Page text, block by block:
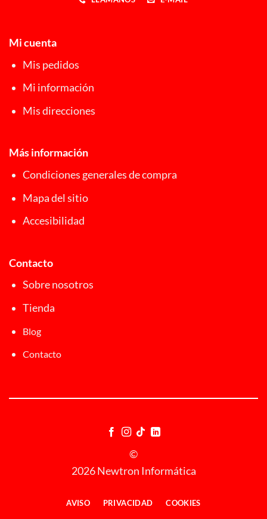
Mi cuenta
Mis pedidos
Mi información
Mis direcciones
Más información
Condiciones generales de compra
Mapa del sitio
Accesibilidad
Contacto
Sobre nosotros
Tienda
Blog
Contacto
©
2026 Newtron Informática
AVISO PRIVACIDAD COOKIES